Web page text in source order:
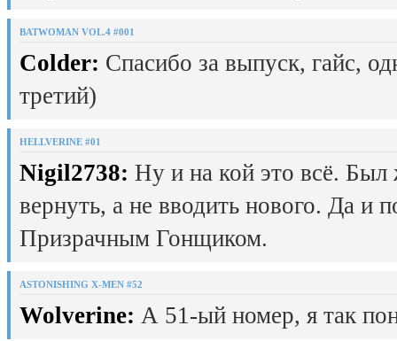
BATWOMAN VOL.4 #001
Colder: Спасибо за выпуск, гайс,
третий)
HELLVERINE #01
Nigil2738: Ну и на кой это всё.
вернуть, а не вводить нового. Да и
Призрачным Гонщиком.
ASTONISHING X-MEN #52
Wolverine: А 51-ый номер, я так